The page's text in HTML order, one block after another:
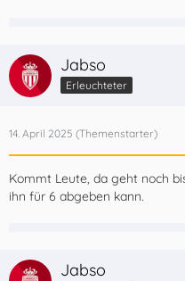
Jabso
Erleuchteter
14. April 2025
Kommt Leute, da geht noch
ihn für 6 abgeben kann.
Jabso